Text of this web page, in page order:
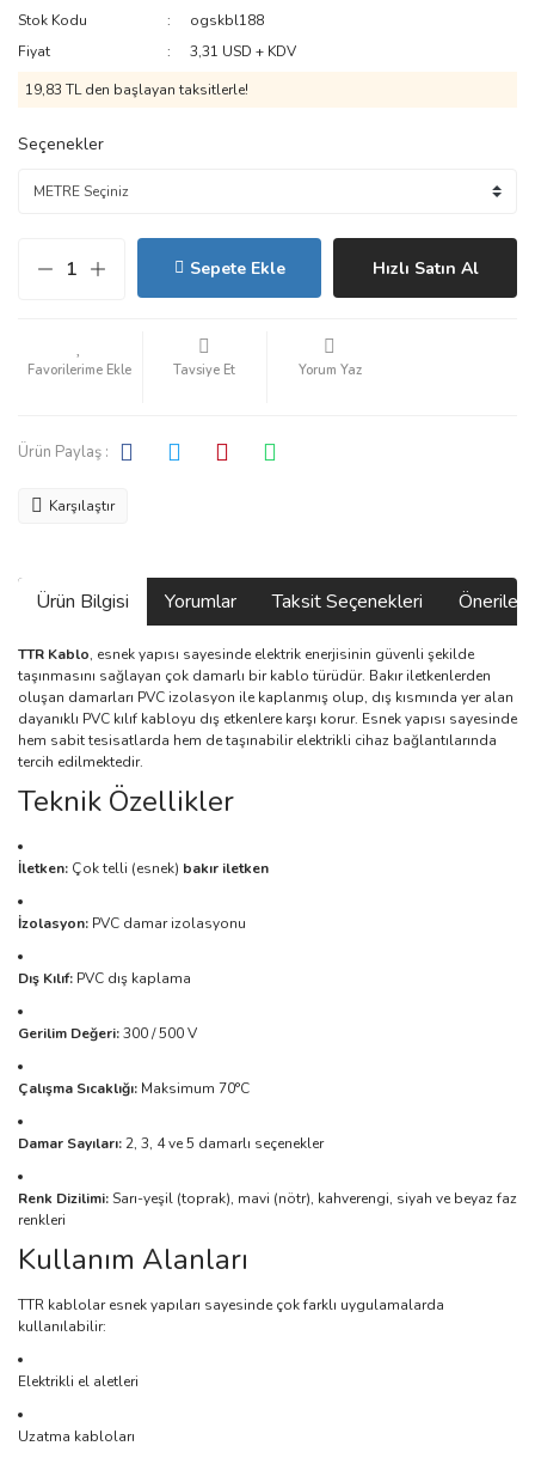
Stok Kodu
ogskbl188
Fiyat
3,31 USD + KDV
19,83 TL den başlayan taksitlerle!
Seçenekler
Sepete Ekle Hızlı Satın Al
Tavsiye Et Yorum Yaz
Ürün Paylaş :
Karşılaştır
Ürün Bilgisi Yorumlar Taksit Seçenekleri
TTR Kablo, esnek yapısı sayesinde elektrik enerjisinin güvenli şekilde
taşınmasını sağlayan çok damarlı bir kablo türüdür. Bakır iletkenlerden
oluşan damarları PVC izolasyon ile kaplanmış olup, dış kısmında yer alan
dayanıklı PVC kılıf kabloyu dış etkenlere karşı korur. Esnek yapısı sayesinde
hem sabit tesisatlarda hem de taşınabilir elektrikli cihaz bağlantılarında
tercih edilmektedir.
Teknik Özellikler
İletken: Çok telli (esnek) bakır iletken
İzolasyon: PVC damar izolasyonu
Dış Kılıf: PVC dış kaplama
Gerilim Değeri:300 / 500 V
Çalışma Sıcaklığı: Maksimum 70°C
Damar Sayıları:2, 3, 4 ve 5 damarlı seçenekler
Renk Dizilimi:Sarı-yeşil (toprak), mavi (nötr), kahverengi, siyah ve beyaz faz
renkleri
Kullanım Alanları
TTR kablolar esnek yapıları sayesinde çok farklı uygulamalarda
kullanılabilir:
Elektrikli el aletleri
Uzatma kabloları